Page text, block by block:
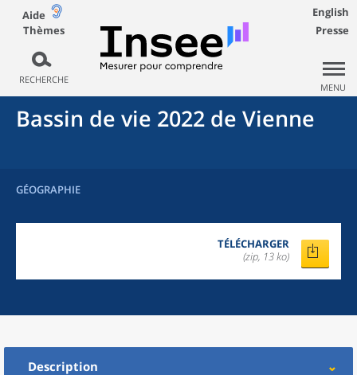
Aide
Thèmes
RECHERCHE
English
Presse
MENU
Bassin de vie 2022 de Vienne
GÉOGRAPHIE
TÉLÉCHARGER
(zip, 13 ko)
Description